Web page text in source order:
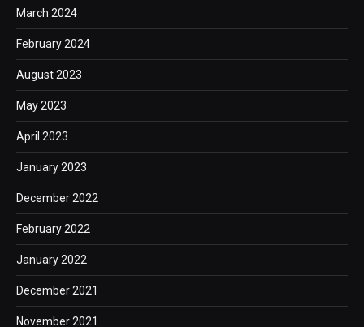
March 2024
February 2024
August 2023
May 2023
April 2023
January 2023
December 2022
February 2022
January 2022
December 2021
November 2021